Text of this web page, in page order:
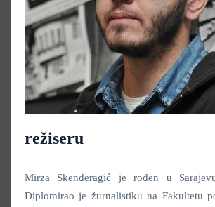
režiseru
Mirza Skenderagić je rođen u
Diplomirao je žurnalistiku na Fakultetu